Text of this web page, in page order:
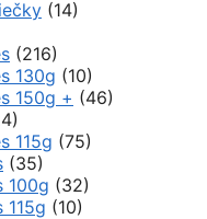
(14)
(216)
130g (10)
150g + (46)
115g (75)
(35)
100g (32)
115g (10)